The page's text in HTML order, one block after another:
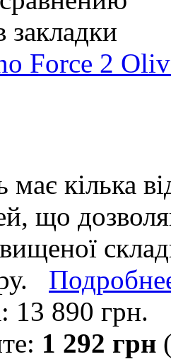
закладки
Force 2
кілька
що
13 890 грн.
1 292 грн